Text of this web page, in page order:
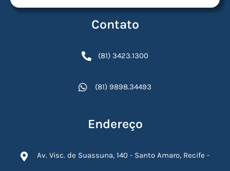
Contato
(81) 3423.1300
(81) 9898.34493
Endereço
Av. Visc. de Suassuna, 140 - Santo Amaro, Recife -